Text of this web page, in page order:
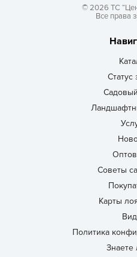
© 2026 ТС
Все права
Статус
Советы
Карты
Политика
Знаете